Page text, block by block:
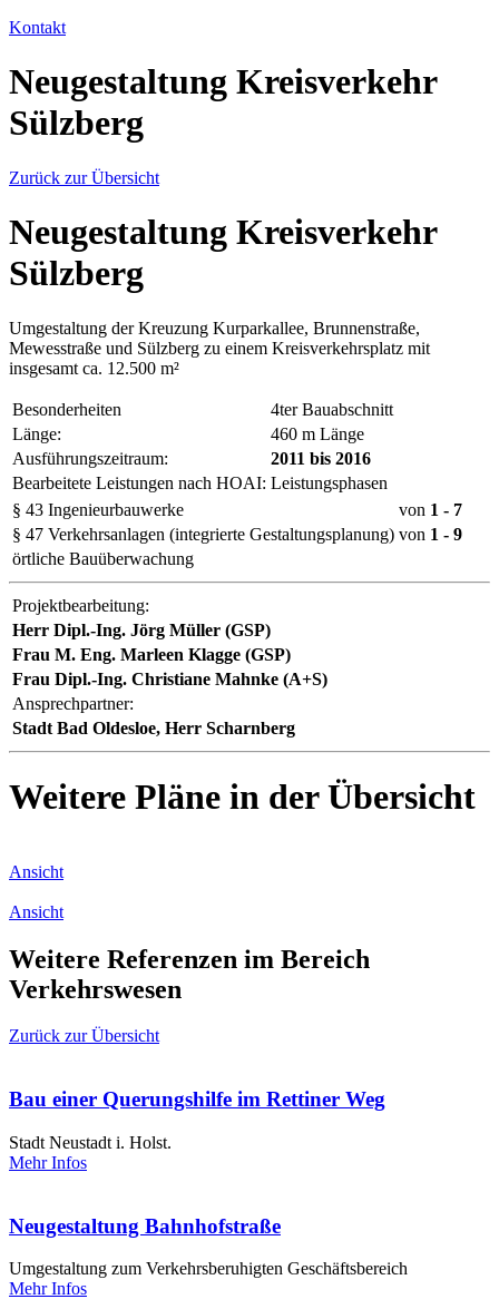
Kontakt
Neugestaltung Kreisverkehr
Sülzberg
Zurück zur Übersicht
Neugestaltung Kreisverkehr
Sülzberg
Umgestaltung der Kreuzung Kurparkallee, Brunnenstraße,
Mewesstraße und Sülzberg zu einem Kreisverkehrsplatz mit
insgesamt ca. 12.500 m²
Besonderheiten
4ter Bauabschnitt
Länge:
460 m Länge
Ausführungszeitraum:
2011 bis 2016
Bearbeitete Leistungen nach HOAI: Leistungsphasen
§ 43 Ingenieurbauwerke
von 1 - 7
§ 47 Verkehrsanlagen (integrierte Gestaltungsplanung) von 1 - 9
örtliche Bauüberwachung
Projektbearbeitung:
Herr Dipl.-Ing. Jörg Müller (GSP)
Frau M. Eng. Marleen Klagge (GSP)
Frau Dipl.-Ing. Christiane Mahnke (A+S)
Ansprechpartner:
Stadt Bad Oldesloe, Herr Scharnberg
Weitere Pläne in der Übersicht
Ansicht
Ansicht
Weitere Referenzen im Bereich
Verkehrswesen
Zurück zur Übersicht
Bau einer Querungshilfe im Rettiner Weg
Stadt Neustadt i. Holst.
Mehr Infos
Neugestaltung Bahnhofstraße
Umgestaltung zum Verkehrsberuhigten Geschäftsbereich
Mehr Infos